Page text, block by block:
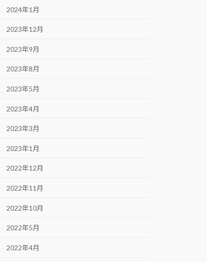
2024年1月
2023年12月
2023年9月
2023年8月
2023年5月
2023年4月
2023年3月
2023年1月
2022年12月
2022年11月
2022年10月
2022年5月
2022年4月